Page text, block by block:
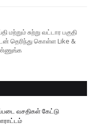
சுற்று வட்டார பகுதி
தெரிந்து கொள்ள Like &
வசதிகள் கேட்டு